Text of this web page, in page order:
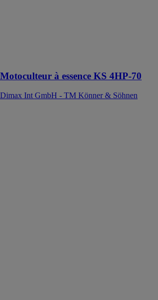
Motoculteur à essence KS 4HP-70
Dimax Int GmbH - TM Könner & Söhnen